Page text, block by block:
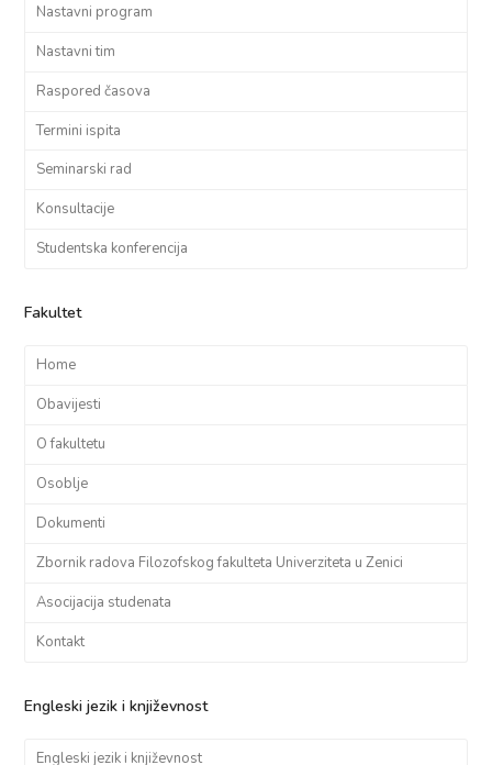
Nastavni program
Nastavni tim
Raspored časova
Termini ispita
Seminarski rad
Konsultacije
Studentska konferencija
Fakultet
Home
Obavijesti
O fakultetu
Osoblje
Dokumenti
Zbornik radova Filozofskog fakulteta Univerziteta u Zenici
Asocijacija studenata
Kontakt
Engleski jezik i književnost
Engleski jezik i književnost